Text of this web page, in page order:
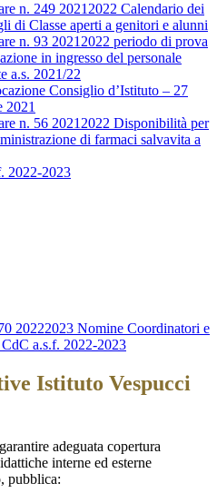
n. 249 20212022 Calendario dei
di Classe aperti a genitori e alunni
n. 93 20212022 periodo di prova
in ingresso del personale
a.s. 2021/22
Consiglio d’Istituto – 27
2021
n. 56 20212022 Disponibilità per
di farmaci salvavita a
2022-2023
20222023 Nomine Coordinatori e
a.s.f. 2022-2023
Istituto Vespucci
adeguata copertura
interne ed esterne
pubblica: